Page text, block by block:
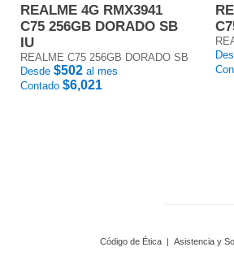
REALME 4G RMX3941
C75 256GB DORADO SB
IU
REALME C75 256GB DORADO SB
Desde $502 al mes
Contado $6,021
Código de Ética | Asistencia y